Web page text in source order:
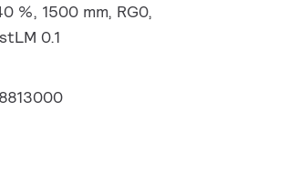
%, 1500 mm, RG0,
0.1